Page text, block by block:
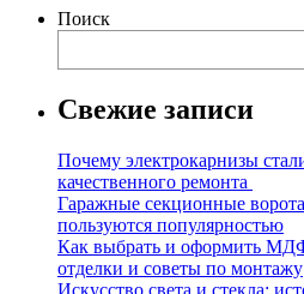
Поиск
Свежие записи
Почему электрокарнизы
качественного ремонта
Гаражные секционные
пользуются популярностью
Как выбрать и оформить
отделки и советы по монтажу
Искусство света и стекла: